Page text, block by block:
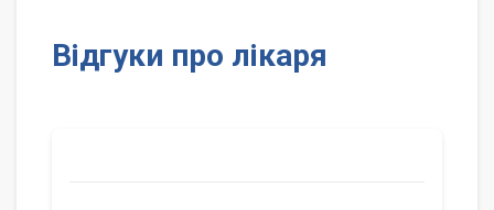
Відгуки про лікаря